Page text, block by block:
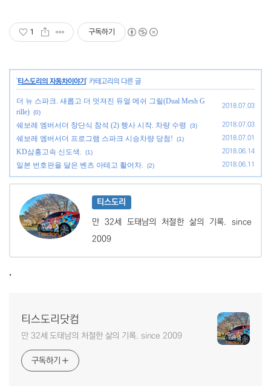
1 구독하기
'티스도리의 자동차이야기 ' 카테고리의 다른 글
더 뉴 스파크. 새롭고 더 멋져진 듀얼 메쉬 그릴(Dual Mesh G
rille) (0)
2018.07.03
쉐보레 엠버서더 창단식 참석 (2) 행사 시작. 차량 수령 (3) 2018.07.03
쉐보레 엠버서더 프로그램 스파크 시승차량 당첨! (1) 2018.07.01
KD삼흥고속 신도색. (1) 2018.06.14
일본 번호판을 달은 벤츠 아테고 활어차. (2) 2018.06.11
티스도리
만 32세 도태남의 처절한 삶의 기록. since
2009
,
티스도리닷컴
만 32세 도태남의 처절한 삶의 기록. since 2009
구독하기